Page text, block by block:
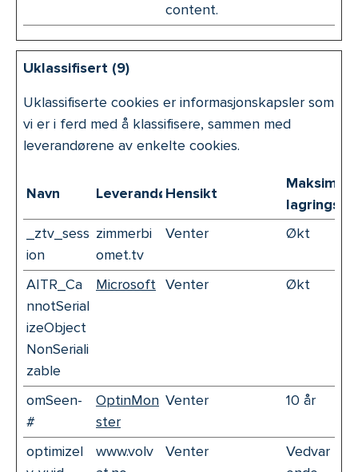
content.
Uklassifisert (9)
Uklassifiserte cookies er informasjonskapsler som
vi er i ferd med å klassifisere, sammen med
leverandørene av enkelte cookies.
Navn LeverandørHensikt
Maksimal
_ztv_sess
ion
zimmerbi
omet.tv
Venter Økt
AITR_Ca
nnotSerial
izeObject
NonSeriali
zable
Microsoft Venter Økt
omSeen-
#
OptinMon
ster
Venter 10 år
optimizel
www.volv
Venter
Vedvar